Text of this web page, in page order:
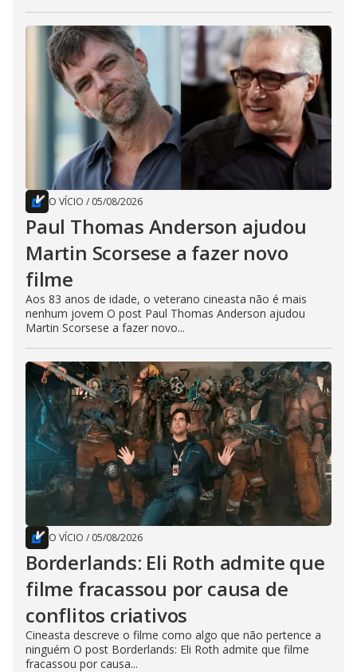
O VÍCIO / 05/08/2026
Paul Thomas Anderson ajudou
Martin Scorsese a fazer novo
filme
Aos 83 anos de idade, o veterano cineasta não é mais
nenhum jovem O post Paul Thomas Anderson ajudou
Martin Scorsese a fazer novo...
O VÍCIO / 05/08/2026
Borderlands: Eli Roth admite que
filme fracassou por causa de
conflitos criativos
Cineasta descreve o filme como algo que não pertence a
ninguém O post Borderlands: Eli Roth admite que filme
fracassou por causa...